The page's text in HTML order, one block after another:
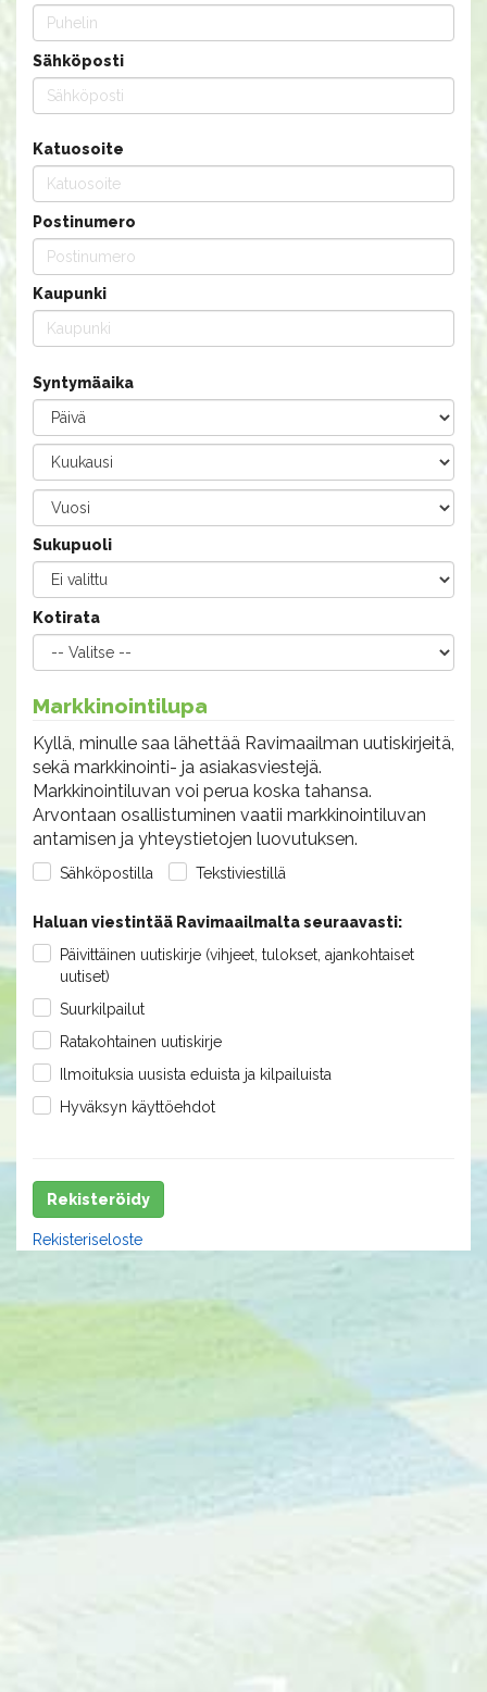
Sähköposti
Katuosoite
Postinumero
Kaupunki
Syntymäaika
Sukupuoli
Kotirata
Markkinointilupa
Kyllä, minulle saa lähettää Ravimaailman uutiskirjeitä,
sekä markkinointi- ja asiakasviestejä.
Markkinointiluvan voi perua koska tahansa.
Arvontaan osallistuminen vaatii markkinointiluvan
antamisen ja yhteystietojen luovutuksen.
Sähköpostilla Tekstiviestillä
Haluan viestintää Ravimaailmalta seuraavasti:
Päivittäinen uutiskirje (vihjeet, tulokset, ajankohtaiset
uutiset)
Suurkilpailut
Ratakohtainen uutiskirje
Ilmoituksia uusista eduista ja kilpailuista
Hyväksyn käyttöehdot
Rekisteröidy
Rekisteriseloste